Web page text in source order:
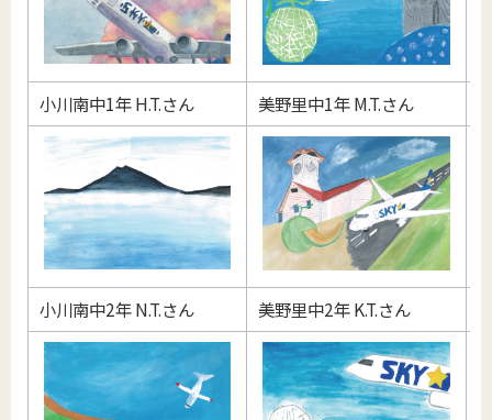
小川南中1年 H.T.さん 美野里中1年 M.T.さん
小川南中2年 N.T.さん 美野里中2年 K.T.さん